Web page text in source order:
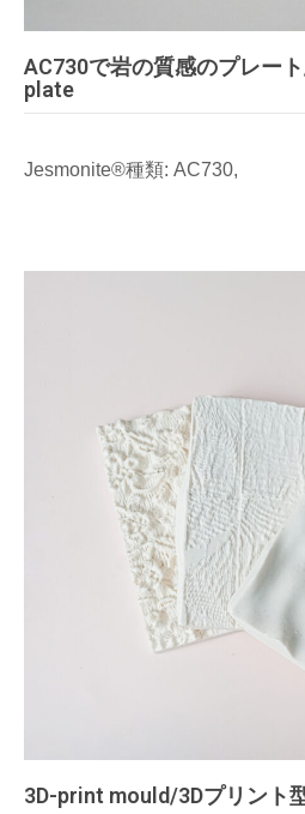
AC730で岩の質感のプレー
plate
Jesmonite®種類: AC730,
3D-print mould/3Dプリント